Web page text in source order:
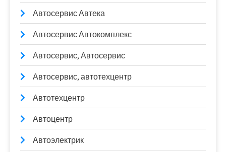
Автосервис Автека
Автосервис Автокомплекс
Автосервис, Автосервис
Автосервис, автотехцентр
Автотехцентр
Автоцентр
Автоэлектрик